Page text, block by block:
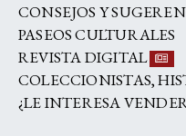
CONSEJOS Y
PASEOS CULTURALES
REVISTA DIGITAL
COLECCIONISTAS,
¿LE INTERESA